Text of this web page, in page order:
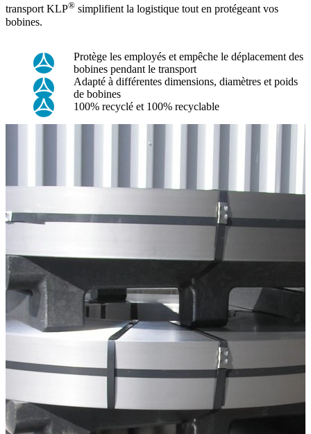
transport KLP® simplifient la logistique tout en protégeant vos
bobines.
Protège les employés et empêche le déplacement des
bobines pendant le transport
Adapté à différentes dimensions, diamètres et poids
de bobines
100% recyclé et 100% recyclable